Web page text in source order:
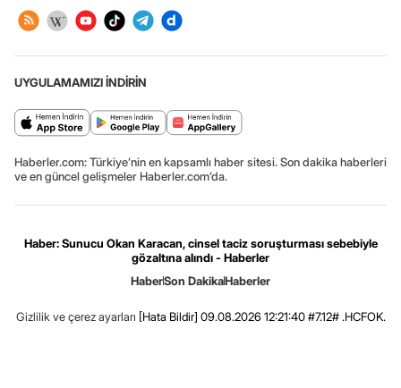
UYGULAMAMIZI İNDİRİN
Haberler.com: Türkiye’nin en kapsamlı haber sitesi. Son dakika haberleri
ve en güncel gelişmeler Haberler.com’da.
Haber: Sunucu Okan Karacan, cinsel taciz soruşturması sebebiyle
gözaltına alındı - Haberler
HaberSon DakikaHaberler
Gizlilik ve çerez ayarları [Hata Bildir] 09.08.2026 12:21:40 #7.12# .HCFOK.